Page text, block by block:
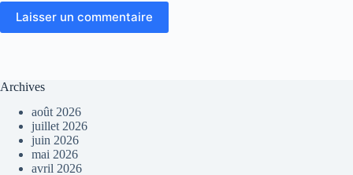
Laisser un commentaire
Archives
août 2026
juillet 2026
juin 2026
mai 2026
avril 2026